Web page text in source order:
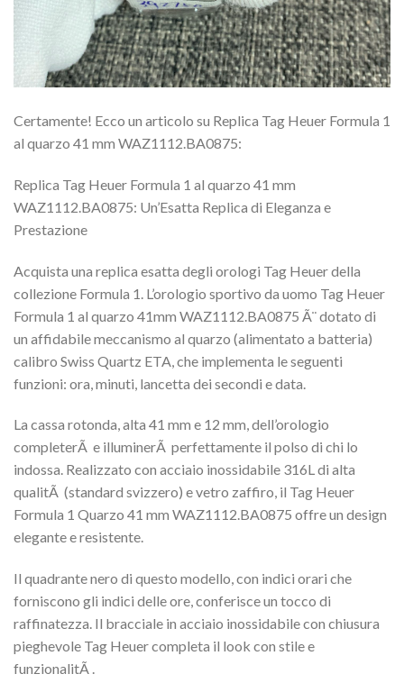
Certamente! Ecco un articolo su Replica Tag Heuer Formula 1
al quarzo 41 mm WAZ1112.BA0875:
Replica Tag Heuer Formula 1 al quarzo 41 mm
WAZ1112.BA0875: Un’Esatta Replica di Eleganza e
Prestazione
Acquista una replica esatta degli orologi Tag Heuer della
collezione Formula 1. L’orologio sportivo da uomo Tag Heuer
Formula 1 al quarzo 41mm WAZ1112.BA0875 Ã¨ dotato di
un affidabile meccanismo al quarzo (alimentato a batteria)
calibro Swiss Quartz ETA, che implementa le seguenti
funzioni: ora, minuti, lancetta dei secondi e data.
La cassa rotonda, alta 41 mm e 12 mm, dell’orologio
completerÃ e illuminerÃ perfettamente il polso di chi lo
indossa. Realizzato con acciaio inossidabile 316L di alta
qualitÃ (standard svizzero) e vetro zaffiro, il Tag Heuer
Formula 1 Quarzo 41 mm WAZ1112.BA0875 offre un design
elegante e resistente.
Il quadrante nero di questo modello, con indici orari che
forniscono gli indici delle ore, conferisce un tocco di
raffinatezza. Il bracciale in acciaio inossidabile con chiusura
pieghevole Tag Heuer completa il look con stile e
funzionalitÃ .